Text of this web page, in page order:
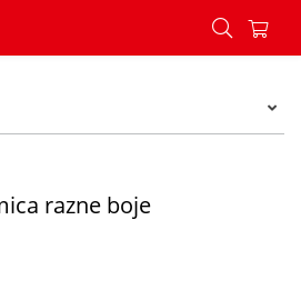
Gumica razne boje - Konzum
razne boje